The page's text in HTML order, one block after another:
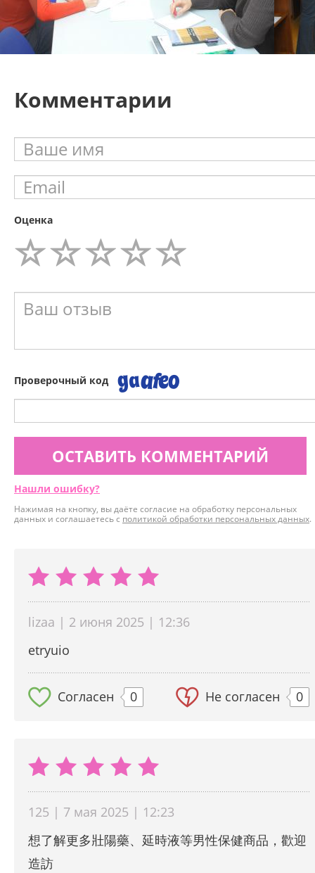
Комментарии
Оценка
Проверочный код
ОСТАВИТЬ КОММЕНТАРИЙ
Нашли ошибку?
Нажимая на кнопку, вы даёте согласие на обработку персональных
данных и соглашаетесь с политикой обработки персональных данных.
lizaa | 2 июня 2025 | 12:36
etryuio
Согласен 0 Не согласен 0
125 | 7 мая 2025 | 12:23
想了解更多壯陽藥、延時液等男性保健商品，歡迎
造訪